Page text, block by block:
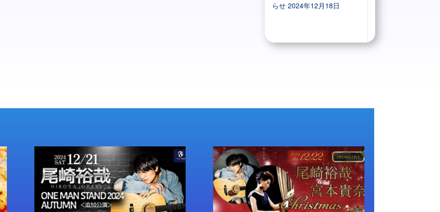
らせ 2024年12月18日